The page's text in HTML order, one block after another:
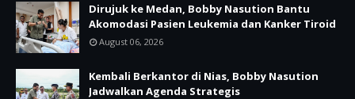
Dirujuk ke Medan, Bobby Nasution Bantu
Akomodasi Pasien Leukemia dan Kanker Tiroid
August 06, 2026
Kembali Berkantor di Nias, Bobby Nasution
Jadwalkan Agenda Strategis